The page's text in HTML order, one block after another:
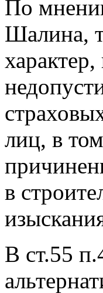
По
Шалина,
лиц, в
в
В ст.55